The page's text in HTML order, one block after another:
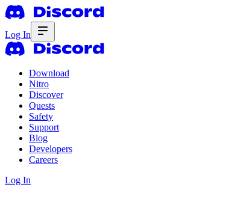
Log In
Download
Nitro
Discover
Quests
Safety
Support
Blog
Developers
Careers
Log In